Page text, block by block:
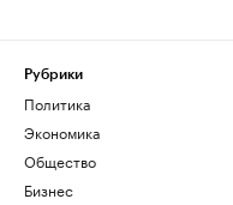
Рубрики
Политика
Экономика
Общество
Бизнес